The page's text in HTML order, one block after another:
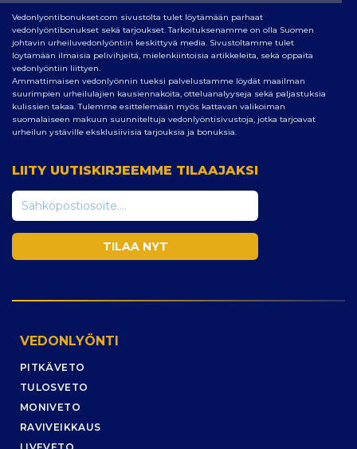
Vedonlyontibonukset.com sivustolta tulet löytämään parhaat
vedonlyöntibonukset sekä tarjoukset. Tarkoituksenamme on olla Suomen
johtavin urheiluvedonlyöntiin keskittyvä media. Sivustoltamme tulet
löytämään ilmaisia pelivihjeitä, mielenkiintoisia artikkeleita, sekä oppaita
vedonlyöntiin liittyen.
Ammattimaisen vedonlyönnin tueksi palvelustamme löydät maailman
suurimpien urheilulajien kausiennakoita, otteluanalyyseja sekä paljastuksia
kulissien takaa. Tulemme esittelemään myös kattavan valikoiman
suomalaiseen makuun suunniteltuja vedonlyöntisivustoja, jotka tarjoavat
urheilun ystäville eksklusiivisia tarjouksia ja bonuksia.
LIITY UUTISKIRJEEMME TILAAJAKSI
VEDONLYÖNTI
PITKÄVETO
TULOSVETO
MONIVETO
RAVIVEIKKAUS